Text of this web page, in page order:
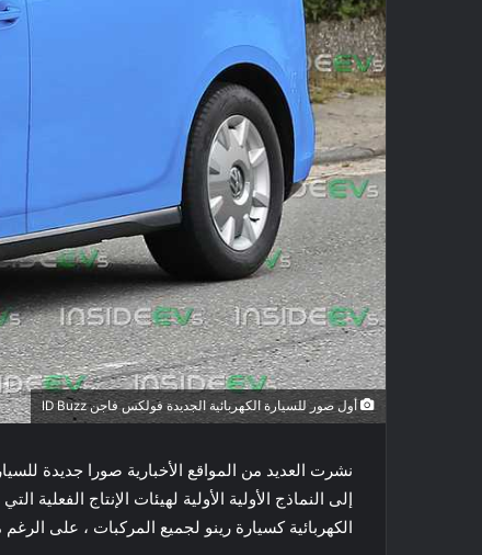
أول صور للسيارة الكهربائية الجديدة فولكس فاجن ID Buzz
إلى النماذج الأولية الأولية لهيئات الإنتاج
الكهربائية كسيارة رينو لجميع المركبات ، على